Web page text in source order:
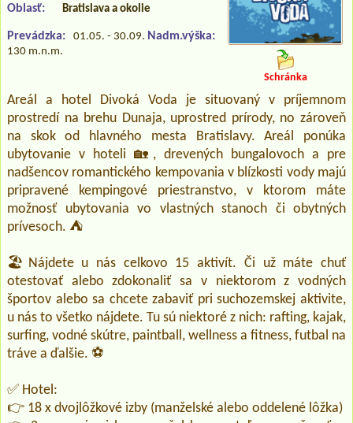
Oblasť: Bratislava a okolie
Prevádzka: 01.05. - 30.09. Nadm.výška:
130 m.n.m.
Schránka
Areál a hotel Divoká Voda je situovaný v príjemnom
prostredí na brehu Dunaja, uprostred prírody, no zároveň
na skok od hlavného mesta Bratislavy. Areál ponúka
ubytovanie v hoteli 🏡, drevených bungalovoch a pre
nadšencov romantického kempovania v blízkosti vody majú
pripravené kempingové priestranstvo, v ktorom máte
možnosť ubytovania vo vlastných stanoch či obytných
prívesoch. ⛺
🏖️Nájdete u nás celkovo 15 aktivít. Či už máte chuť
otestovať alebo zdokonaliť sa v niektorom z vodných
športov alebo sa chcete zabaviť pri suchozemskej aktivite,
u nás to všetko nájdete. Tu sú niektoré z nich: rafting, kajak,
surfing, vodné skútre, paintball, wellness a fitness, futbal na
tráve a ďalšie. ⚽️
✅ Hotel:
👉 18 x dvojlôžkové izby (manželské alebo oddelené lôžka)